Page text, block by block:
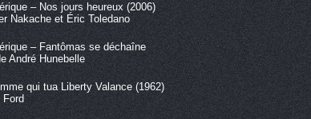
– Nos jours heureux (2006)
Nakache et Éric Toledano
– Fantômas se déchaîne
André Hunebelle
qui tua Liberty Valance (1962)
Ford